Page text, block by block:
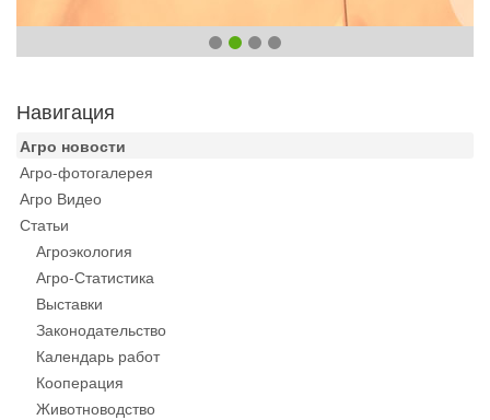
Навигация
Агро новости
Агро-фотогалерея
Агро Видео
Статьи
Агроэкология
Агро-Статистика
Выставки
Законодательство
Календарь работ
Кооперация
Животноводство